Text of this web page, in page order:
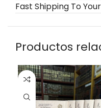
Fast Shipping To
Productos